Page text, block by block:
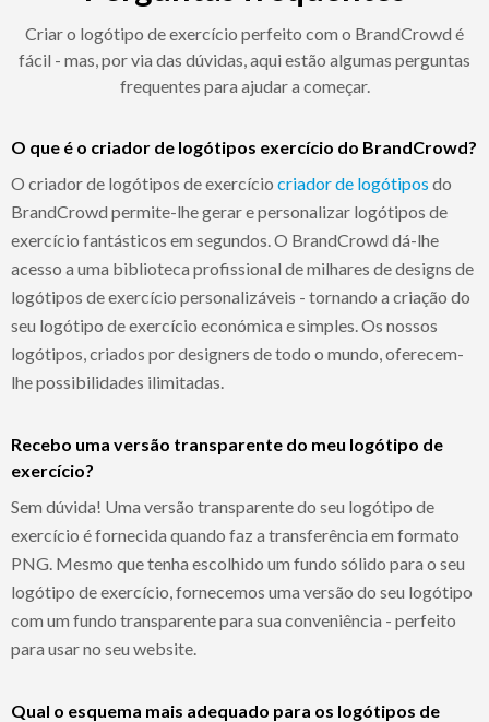
Criar o logótipo de exercício perfeito com o BrandCrowd é
fácil - mas, por via das dúvidas, aqui estão algumas perguntas
frequentes para ajudar a começar.
O que é o criador de logótipos exercício do BrandCrowd?
O criador de logótipos de exercício criador de logótipos do
BrandCrowd permite-lhe gerar e personalizar logótipos de
exercício fantásticos em segundos. O BrandCrowd dá-lhe
acesso a uma biblioteca profissional de milhares de designs de
logótipos de exercício personalizáveis - tornando a criação do
seu logótipo de exercício económica e simples. Os nossos
logótipos, criados por designers de todo o mundo, oferecem-
lhe possibilidades ilimitadas.
Recebo uma versão transparente do meu logótipo de
exercício?
Sem dúvida! Uma versão transparente do seu logótipo de
exercício é fornecida quando faz a transferência em formato
PNG. Mesmo que tenha escolhido um fundo sólido para o seu
logótipo de exercício, fornecemos uma versão do seu logótipo
com um fundo transparente para sua conveniência - perfeito
para usar no seu website.
Qual o esquema mais adequado para os logótipos de